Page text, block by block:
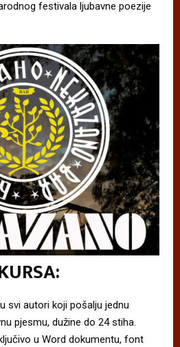
festivala ljubavne poezije
svi autori koji pošalju jednu
pjesmu, dužine do 24 stiha.
u Word dokumentu, font